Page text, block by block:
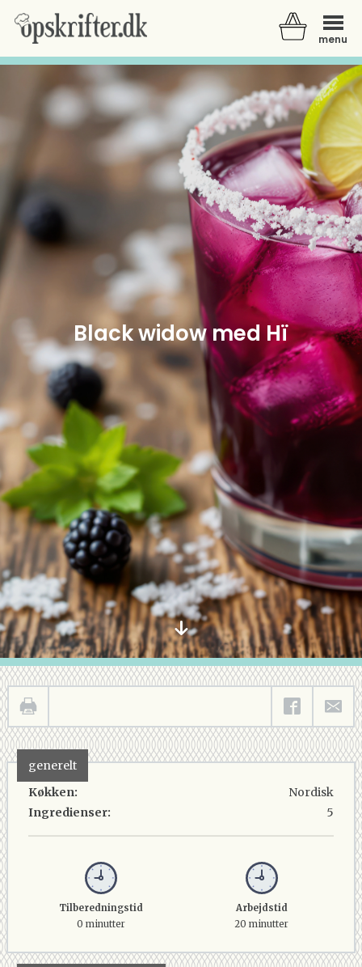
menu
Der er ingen varer i din kurv.
Black widow med Hï
generelt
Køkken:
Ingredienser:
Nordisk
5
Tilberedningstid
0 minutter
Arbejdstid
20 minutter